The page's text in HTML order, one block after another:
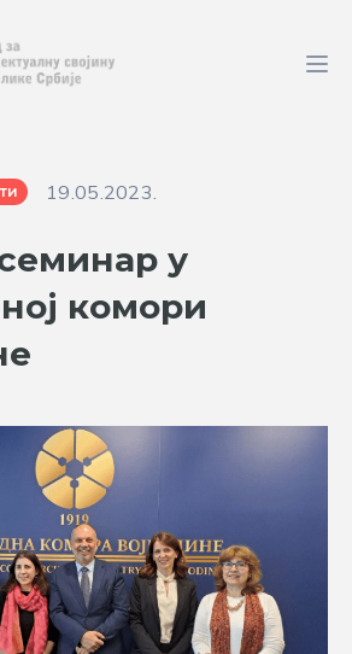
19.05.2023.
у
комори